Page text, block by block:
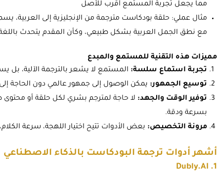
مما يجعل تجربة المستمع أقرب للأصل
مثال عملي: حلقة بودكاست مترجمة من الإنجليزية إلى
مع نطق الجمل العربية بشكل طبيعي، وكأن المقدم يتحدث
مميزات هذه التقنية للمستمع والمبدع
تجربة استماع سلسة: المستمع لا يشعر بالترجمة الآلية، بل
توسيع الجمهور: يمكن الوصول إلى جمهور عالمي دون الحاجة
توفير الوقت والجهد: لا حاجة لمترجم بشري لكل حلقة أو محتوى
بسرعة ودقة.
مرونة التخصيص: بعض الأدوات تتيح اختيار اللهجة، سرعة
أشهر أدوات ترجمة البودكاست بالذكاء الاصطناعي
1. Dubly.AI